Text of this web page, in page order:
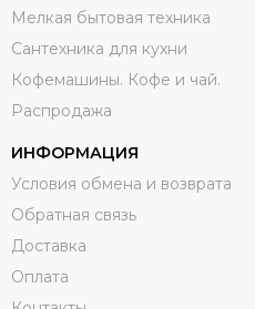
Мелкая бытовая техника
Сантехника для кухни
Кофемашины. Кофе и чай.
Распродажа
ИНФОРМАЦИЯ
Условия обмена и возврата
Обратная связь
Доставка
Оплата